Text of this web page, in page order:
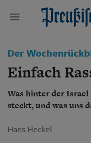
Suchen und
Der
Einfach
Was hinter der
steckt, und was uns
Hans Heckel